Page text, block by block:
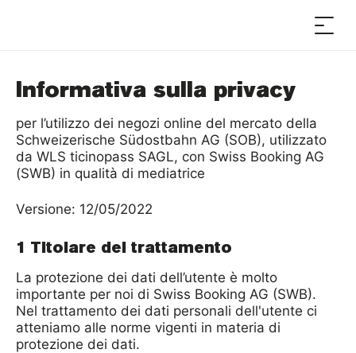
Informativa sulla privacy
per l’utilizzo dei negozi online del mercato della
Schweizerische Südostbahn AG (SOB), utilizzato
da WLS ticinopass SAGL, con Swiss Booking AG
(SWB) in qualità di mediatrice
Versione: 12/05/2022
1 Titolare del trattamento
La protezione dei dati dell’utente è molto
importante per noi di Swiss Booking AG (SWB).
Nel trattamento dei dati personali dell'utente ci
atteniamo alle norme vigenti in materia di
protezione dei dati.